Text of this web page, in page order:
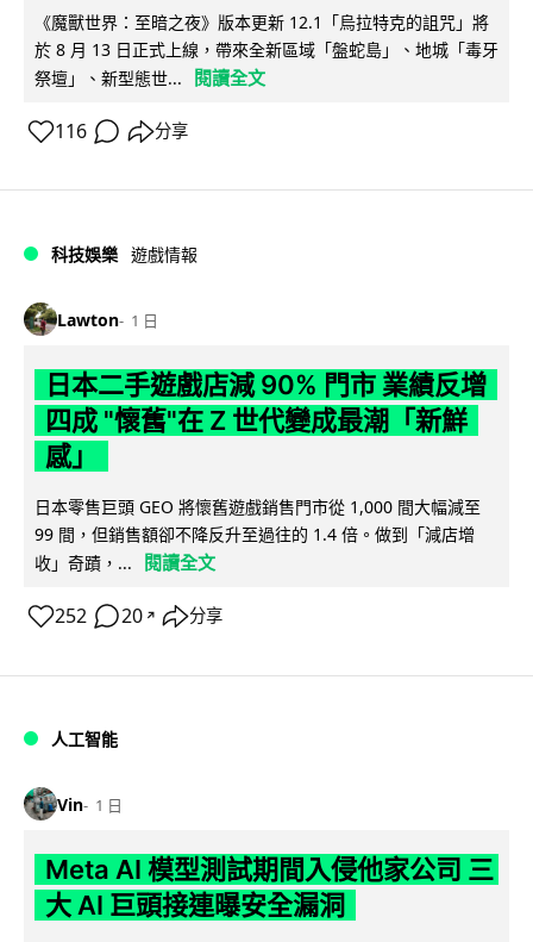
《魔獸世界：至暗之夜》版本更新 12.1「烏拉特克的詛咒」將
於 8 月 13 日正式上線，帶來全新區域「盤蛇島」、地城「毒牙
祭壇」、新型態世...
閱讀全文
116 分享
科技娛樂 遊戲情報
Lawton 1 日
日本二手遊戲店減 90% 門市 業績反增
四成 "懷舊"在 Z 世代變成最潮「新鮮
感」
日本零售巨頭 GEO 將懷舊遊戲銷售門市從 1,000 間大幅減至
99 間，但銷售額卻不降反升至過往的 1.4 倍。做到「減店增
收」奇蹟，...
閱讀全文
252 20 ↗ 分享
人工智能
Vin 1 日
Meta AI 模型測試期間入侵他家公司 三
大 AI 巨頭接連曝安全漏洞